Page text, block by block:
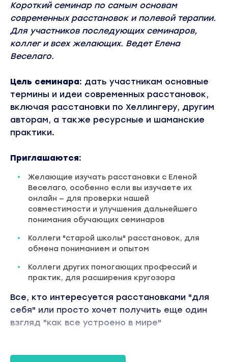
Короткий семинар по самым основам
современных расстановок и полевой терапии.
Для участников последующих семинаров,
коллег и всех желающих. Ведет Елена
Веселаго.
Цель семинара: дать участникам основные
термины и идеи современных расстановок,
включая расстановки по Хеллингеру, другим
авторам, а также ресурсные и шаманские
практики.
Приглашаются:
Желающие изучать расстановки с Еленой
Веселаго, особенно если вы изучаете их
онлайн — для проверки нашей
совместимости и улучшения дальнейшего
понимания обучающих семинаров
Коллеги "старой школы" расстановок, для
обмена пониманием и опытом
Коллеги других помогающих профессий и
практик, для расширения кругозора
Все, кто интересуется расстановками "для
себя" или просто хочет получить еще один
взгляд "как все устроено в мире"